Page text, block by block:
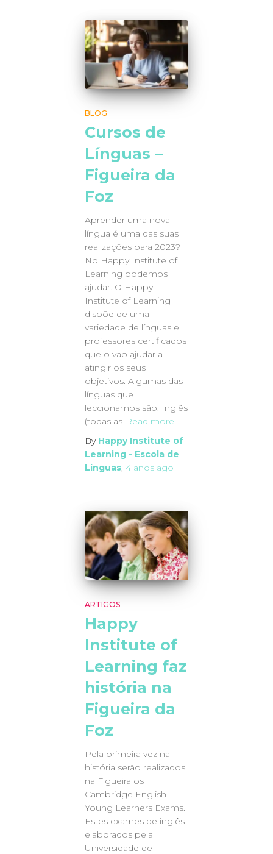
BLOG
Cursos de
Línguas –
Figueira da
Foz
Aprender uma nova
língua é uma das suas
realizações para 2023?
No Happy Institute of
Learning podemos
ajudar. O Happy
Institute of Learning
dispõe de uma
variedade de línguas e
professores certificados
que o vão ajudar a
atingir os seus
objetivos. Algumas das
línguas que
leccionamos são: Inglês
(todas as Read more…
By Happy Institute of
Learning - Escola de
Línguas, 4 anos ago
ARTIGOS
Happy
Institute of
Learning faz
história na
Figueira da
Foz
Pela primeira vez na
história serão realizados
na Figueira os
Cambridge English
Young Learners Exams.
Estes exames de inglês
elaborados pela
Universidade de